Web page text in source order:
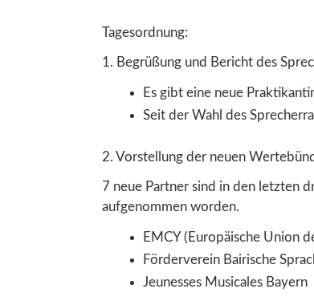
Tagesordnung:
1. Begrüßung und Bericht des
Es gibt eine neue
Seit der Wahl des
2. Vorstellung der neuen
7 neue Partner sind in den letzten
aufgenommen worden.
EMCY (Europäische Union
Förderverein Bairische
Jeunesses Musicales Bayern